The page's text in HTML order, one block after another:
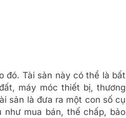
đó. Tài sản này có thể là bất
máy móc thiết bị, thương
sản là đưa ra một con số cụ
mua bán, thế chấp, bảo